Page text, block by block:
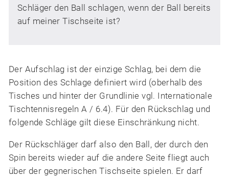
Schläger den Ball schlagen, wenn der Ball bereits
auf meiner Tischseite ist?
Der Aufschlag ist der einzige Schlag, bei dem die
Position des Schlage definiert wird (oberhalb des
Tisches und hinter der Grundlinie vgl. Internationale
Tischtennisregeln A / 6.4). Für den Rückschlag und
folgende Schläge gilt diese Einschränkung nicht.
Der Rückschläger darf also den Ball, der durch den
Spin bereits wieder auf die andere Seite fliegt auch
über der gegnerischen Tischseite spielen. Er darf